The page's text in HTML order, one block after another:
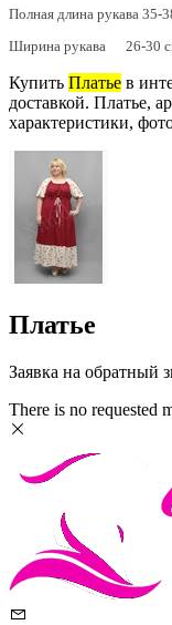
Полная длина рукава 35-
Ширина рукава 26-30
Купить Платье в
доставкой. Платье,
характеристики,
Платье
Заявка на обратный
There is no requested